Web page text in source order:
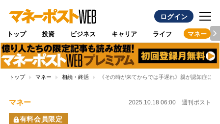
ログイン
トップ 投資 ビジネス キャリア ライフ マネー
トップ マネー 相続・終活 《その時が来てからでは手遅れ》親が認知症に
マネー 2025.10.18 06:00 週刊ポスト
有料会員限定